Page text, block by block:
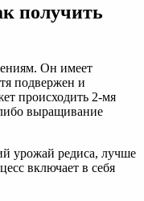
получить
Он имеет
подвержен и
происходить 2-мя
выращивание
урожай редиса, лучше
включает в себя